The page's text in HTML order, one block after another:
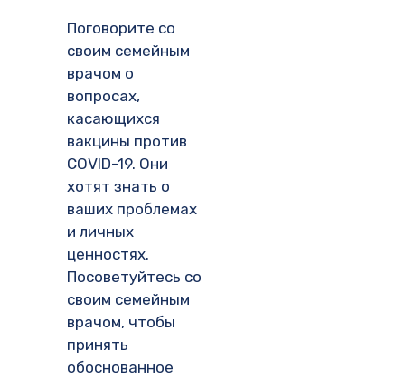
Поговорите со
своим семейным
врачом о
вопросах,
касающихся
вакцины против
COVID-19. Они
хотят знать о
ваших проблемах
и личных
ценностях.
Посоветуйтесь со
своим семейным
врачом, чтобы
принять
обоснованное